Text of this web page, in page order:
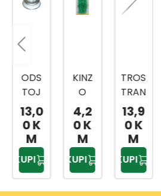
ODS
TOJ
NI
TANJ
UR
13,0
0 K
M
KUPI
KINZ
O
VRTN
E
VEZI
CE
20/1
4,2
0 K
M
KUPI
TROS
TRAN
A
TURP
IJA
ZA
OŠTR
ENJE
13,9
0 K
M
KUPI